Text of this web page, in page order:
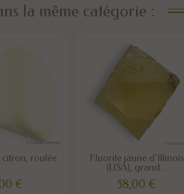
la même catégorie :
citron, roulée
€
Fluorite jaune d'Illinois
(USA), grand...
58,00 €